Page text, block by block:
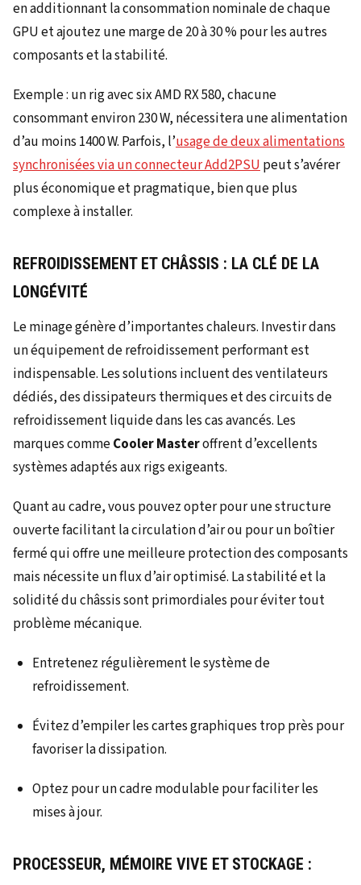
en additionnant la consommation nominale de chaque
GPU et ajoutez une marge de 20 à 30 % pour les autres
composants et la stabilité.
Exemple : un rig avec six AMD RX 580, chacune
consommant environ 230 W, nécessitera une alimentation
d’au moins 1400 W. Parfois, l’usage de deux alimentations
synchronisées via un connecteur Add2PSU peut s’avérer
plus économique et pragmatique, bien que plus
complexe à installer.
REFROIDISSEMENT ET CHÂSSIS : LA CLÉ DE LA
LONGÉVITÉ
Le minage génère d’importantes chaleurs. Investir dans
un équipement de refroidissement performant est
indispensable. Les solutions incluent des ventilateurs
dédiés, des dissipateurs thermiques et des circuits de
refroidissement liquide dans les cas avancés. Les
marques commeCooler Masteroffrent d’excellents
systèmes adaptés aux rigs exigeants.
Quant au cadre, vous pouvez opter pour une structure
ouverte facilitant la circulation d’air ou pour un boîtier
fermé qui offre une meilleure protection des composants
mais nécessite un flux d’air optimisé. La stabilité et la
solidité du châssis sont primordiales pour éviter tout
problème mécanique.
Entretenez régulièrement le système de
refroidissement.
Évitez d’empiler les cartes graphiques trop près pour
favoriser la dissipation.
Optez pour un cadre modulable pour faciliter les
mises à jour.
PROCESSEUR, MÉMOIRE VIVE ET STOCKAGE :